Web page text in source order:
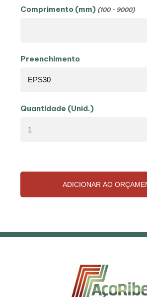
Comprimento (mm) (100 ~ 9000)
Preenchimento
Quantidade (Unid.)
ADICIONAR AO